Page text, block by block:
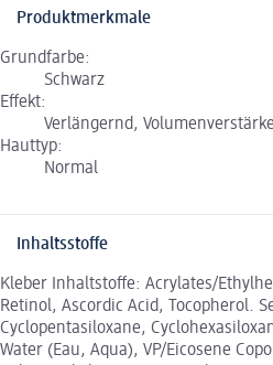
Produktmerkmale
Grundfarbe:
Schwarz
Effekt:
Verlängernd,
Hauttyp:
Normal
Inhaltsstoffe
Kleber Inhaltstoffe: Acrylates/
Retinol, Ascordic Acid, Tocopherol.
Cyclopentasiloxane,
Water (Eau, Aqua), VP/Eicosene